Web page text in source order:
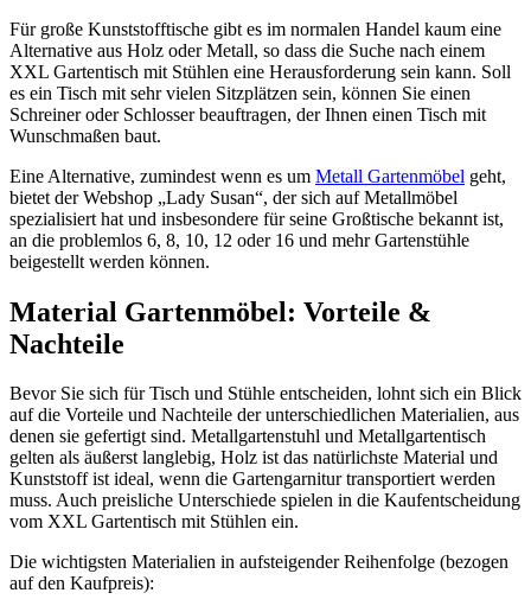
Für große Kunststofftische gibt es im normalen Handel kaum eine
Alternative aus Holz oder Metall, so dass die Suche nach einem
XXL Gartentisch mit Stühlen eine Herausforderung sein kann. Soll
es ein Tisch mit sehr vielen Sitzplätzen sein, können Sie einen
Schreiner oder Schlosser beauftragen, der Ihnen einen Tisch mit
Wunschmaßen baut.
Eine Alternative, zumindest wenn es um Metall Gartenmöbel geht,
bietet der Webshop „Lady Susan“, der sich auf Metallmöbel
spezialisiert hat und insbesondere für seine Großtische bekannt ist,
an die problemlos 6, 8, 10, 12 oder 16 und mehr Gartenstühle
beigestellt werden können.
Material Gartenmöbel: Vorteile &
Nachteile
Bevor Sie sich für Tisch und Stühle entscheiden, lohnt sich ein Blick
auf die Vorteile und Nachteile der unterschiedlichen Materialien, aus
denen sie gefertigt sind. Metallgartenstuhl und Metallgartentisch
gelten als äußerst langlebig, Holz ist das natürlichste Material und
Kunststoff ist ideal, wenn die Gartengarnitur transportiert werden
muss. Auch preisliche Unterschiede spielen in die Kaufentscheidung
vom XXL Gartentisch mit Stühlen ein.
Die wichtigsten Materialien in aufsteigender Reihenfolge (bezogen
auf den Kaufpreis):